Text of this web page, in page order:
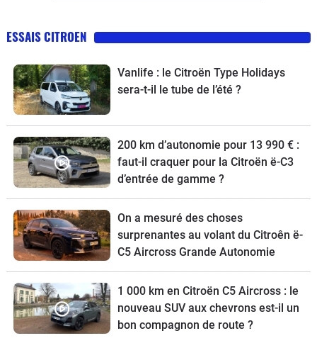
ESSAIS CITROEN
Vanlife : le Citroën Type Holidays
sera-t-il le tube de l’été ?
200 km d’autonomie pour 13 990 € :
faut-il craquer pour la Citroën ë-C3
d’entrée de gamme ?
On a mesuré des choses
surprenantes au volant du Citroên ë-
C5 Aircross Grande Autonomie
1 000 km en Citroën C5 Aircross : le
nouveau SUV aux chevrons est-il un
bon compagnon de route ?